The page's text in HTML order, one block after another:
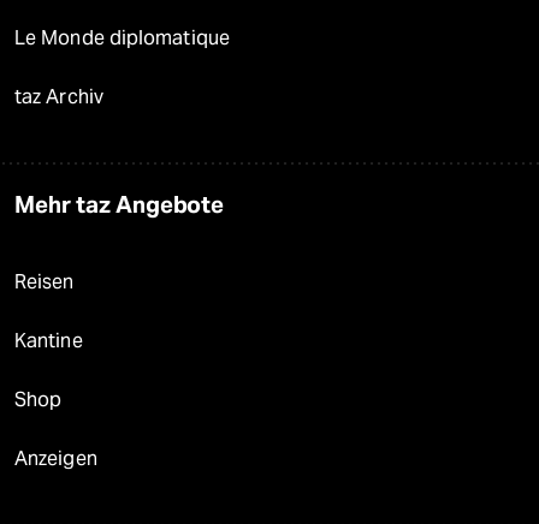
Le Monde diplomatique
taz Archiv
Mehr taz Angebote
Reisen
Kantine
Shop
Anzeigen